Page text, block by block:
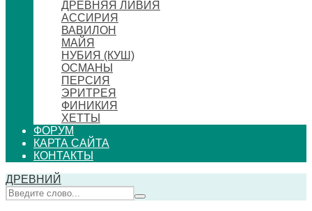
ДРЕВНЯЯ ЛИВИЯ
АССИРИЯ
ВАВИЛОН
МАЙЯ
НУБИЯ (КУШ)
ОСМАНЫ
ПЕРСИЯ
ЭРИТРЕЯ
ФИНИКИЯ
ХЕТТЫ
ФОРУМ
КАРТА САЙТА
КОНТАКТЫ
ДРЕВНИЙ